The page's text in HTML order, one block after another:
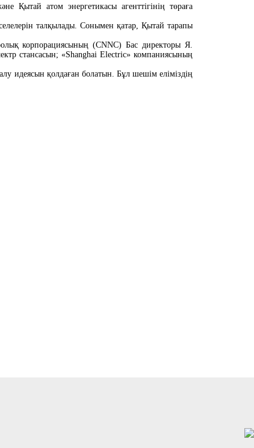
Қытай атом энергетикасы агенттігінің төраға
талқылады. Сонымен қатар, Қытай тарапы
корпорациясының (CNNC) Бас директоры Я.
стансасын; «Shanghai Electric» компаниясының
идеясын қолдаған болатын. Бұл шешім еліміздің